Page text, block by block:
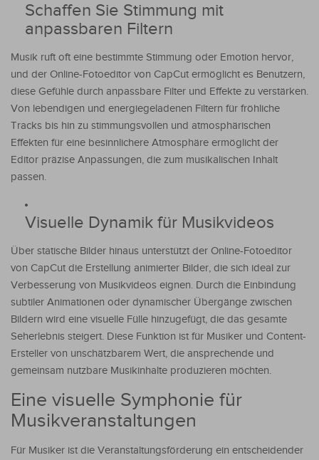
Schaffen Sie Stimmung mit
anpassbaren Filtern
Musik ruft oft eine bestimmte Stimmung oder Emotion hervor,
und der Online-Fotoeditor von CapCut ermöglicht es Benutzern,
diese Gefühle durch anpassbare Filter und Effekte zu verstärken.
Von lebendigen und energiegeladenen Filtern für fröhliche
Tracks bis hin zu stimmungsvollen und atmosphärischen
Effekten für eine besinnlichere Atmosphäre ermöglicht der
Editor präzise Anpassungen, die zum musikalischen Inhalt
passen.
Visuelle Dynamik für Musikvideos
Über statische Bilder hinaus unterstützt der Online-Fotoeditor
von CapCut die Erstellung animierter Bilder, die sich ideal zur
Verbesserung von Musikvideos eignen. Durch die Einbindung
subtiler Animationen oder dynamischer Übergänge zwischen
Bildern wird eine visuelle Fülle hinzugefügt, die das gesamte
Seherlebnis steigert. Diese Funktion ist für Musiker und Content-
Ersteller von unschätzbarem Wert, die ansprechende und
gemeinsam nutzbare Musikinhalte produzieren möchten.
Eine visuelle Symphonie für
Musikveranstaltungen
Für Musiker ist die Veranstaltungsförderung ein entscheidender